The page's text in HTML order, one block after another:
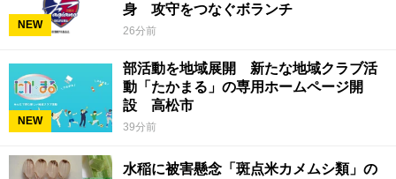
NEW
身 攻守をつなぐボランチ
26分前
NEW
部活動を地域展開 新たな地域クラブ活
動「たかまる」の専用ホームページ開
設 高松市
39分前
水稲に被害懸念「斑点米カメムシ類」の